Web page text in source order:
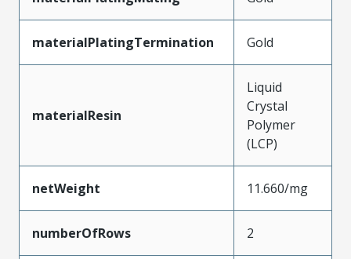
materialPlatingTermination Gold
materialResin
Liquid
Crystal
Polymer
(LCP)
netWeight 11.660/mg
numberOfRows 2